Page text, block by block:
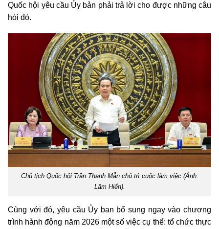
Quốc hội yêu cầu Ủy bản phải trả lời cho được những câu
hỏi đó.
Chủ tịch Quốc hội Trần Thanh Mẫn chủ trì cuộc làm việc (Ảnh:
Lâm Hiển).
Cùng với đó, yêu cầu Ủy ban bổ sung ngay vào chương
trình hành động năm 2026 một số việc cụ thể: tổ chức thực